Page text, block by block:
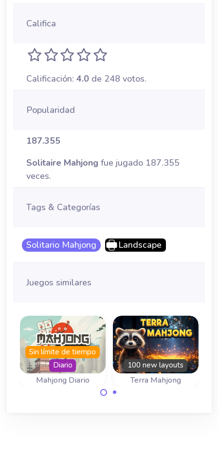
Califica
Calificación: 4.0 de 248 votos.
Popularidad
187.355
Solitaire Mahjong fue jugado 187.355
veces.
Tags & Categorías
Solitario Mahjong Landscape
Juegos similares
Mahjong Diario
Sin límite de tiempo
Diario
Terra Mahjong
100 new layouts